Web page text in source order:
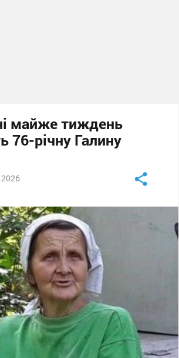
майже тиждень
76-річну Галину